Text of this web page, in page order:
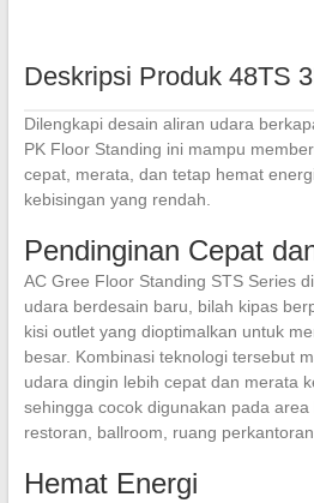
Deskripsi Produk 48TS
Dilengkapi desain aliran udara
PK Floor Standing ini mampu
cepat, merata, dan tetap hemat
kebisingan yang rendah.
Pendinginan Cepat
AC Gree Floor Standing STS Series
udara berdesain baru, bilah kipas
kisi outlet yang dioptimalkan untuk
besar. Kombinasi teknologi tersebut
udara dingin lebih cepat dan merata
sehingga cocok digunakan pada
restoran, ballroom, ruang
Hemat Energi